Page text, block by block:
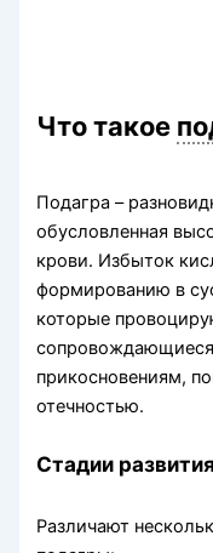
Что такое
Подагра –
обусловленная
крови. Избыток
формированию в
которые
прикосновениям,
отечностью.
Стадии развития
Различают